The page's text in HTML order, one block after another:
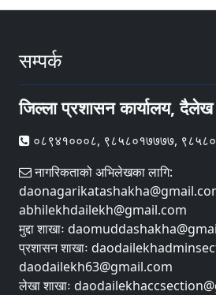
सम्पर्क
जिल्ला प्रशासन कार्यालय, दैलेख
०८९४१०००८, ९८५८०१७७७७,
नागरिकताको अभिलेखका लागि:
abhilekhdailekh@gmail.com
मुद्दा शाखाः
प्रशासन शाखाः
daodailekh63@gmail.com
लेखा शाखाः